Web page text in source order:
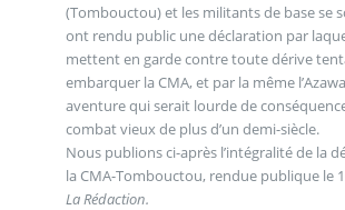
(Tombouctou) et les militants de base se
ont rendu public une déclaration par
mettent en garde contre toute dérive
embarquer la CMA, et par la même
aventure qui serait lourde de
combat vieux de plus d’un demi-siècle.
Nous publions ci-après l’intégralité de la
la CMA-Tombouctou, rendue publique le
La Rédaction.